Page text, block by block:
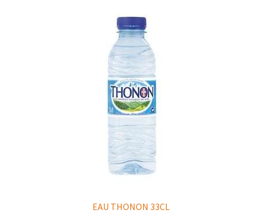
EAU THONON 33CL